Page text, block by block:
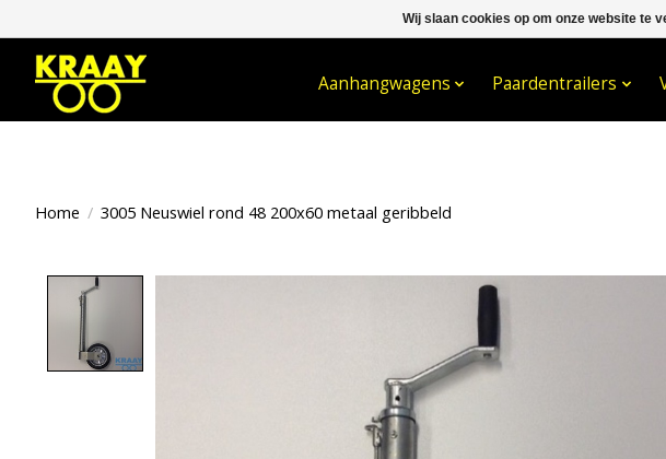
Aanhangwagens Paardentrailers
Home / 3005 Neuswiel rond 48 200x60 metaal geribbeld
Wij slaan cookies op om onze website te